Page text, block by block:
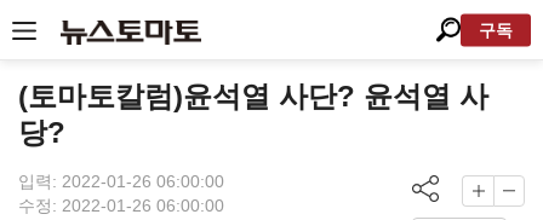
구독
(토마토칼럼)윤석열 사단? 윤석열 사
당?
입력: 2022-01-26 06:00:00
수정: 2022-01-26 06:00:00